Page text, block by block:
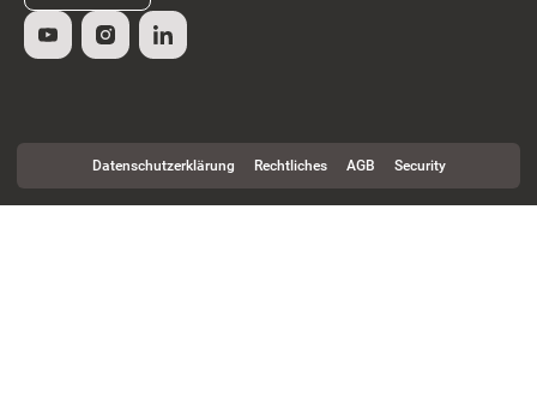
Datenschutzerklärung Rechtliches AGB Security